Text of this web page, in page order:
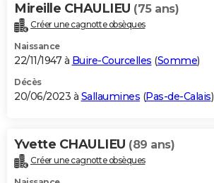
Mireille CHAULIEU (75 ans)
Créer une cagnotte obsèques
Naissance
22/11/1947 à Buire-Courcelles (Somme)
Décès
20/06/2023 à Sallaumines (Pas-de-Calais)
Yvette CHAULIEU (89 ans)
Créer une cagnotte obsèques